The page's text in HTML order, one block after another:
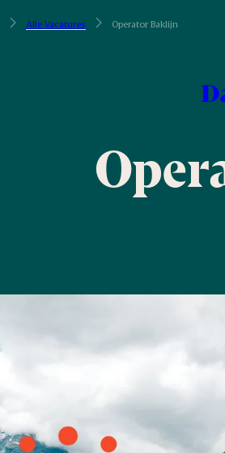
Alle Vacatures Operator Baklijn